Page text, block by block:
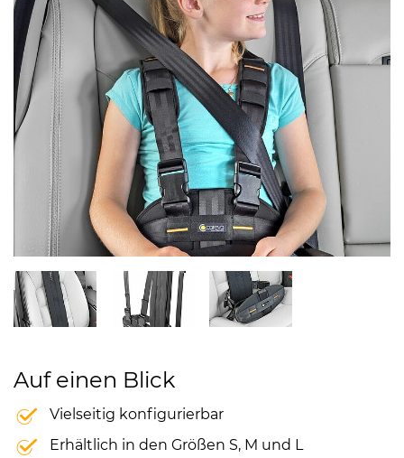
Auf einen Blick
Vielseitig konfigurierbar
Erhältlich in den Größen S, M und L